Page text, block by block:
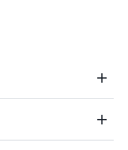
更加个性化的 AI 体